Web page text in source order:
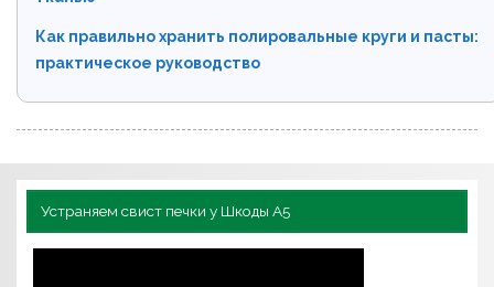
Как правильно хранить полировальные круги и пасты:
практическое руководство
Устраняем свист печки у Шкоды А5